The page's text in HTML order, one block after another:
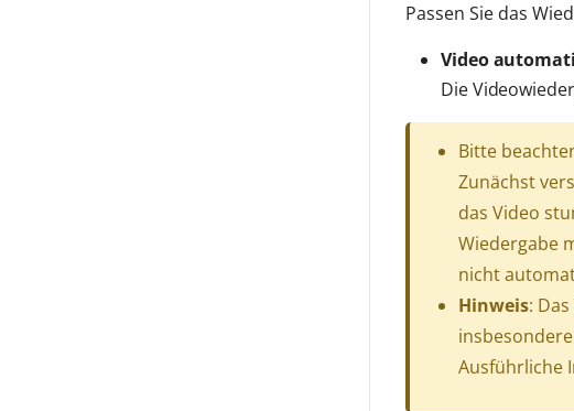
Passen Sie das
Video
Die
Bitte
Zunächst
das Video
Wiedergabe
nicht
Hinweis:
Ausführliche